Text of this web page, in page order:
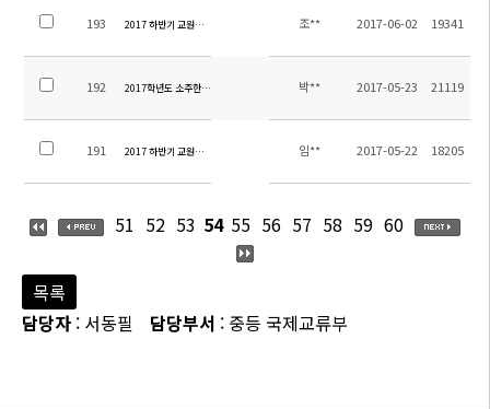
193 2017 하반기 교원채용 서류심사 합격자 발표 조** 2017-06-02 19341
192 2017학년도 소주한국학교 중등 수학여행 용역업체 선정 입찰 재공고(긴급)
박** 2017-05-23 21119
191 2017 하반기 교원선발 공고(2차 접수기간 연장)임** 2017-05-22 18205
51 52 53 54 55 56 57 58 59 60
목록
담당자 : 서동필 담당부서 : 중등 국제교류부